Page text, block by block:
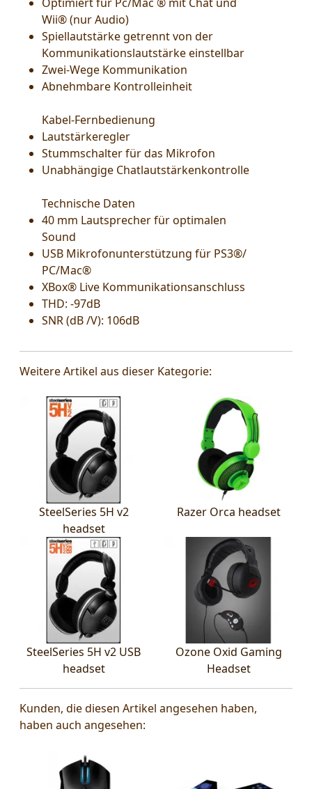
Wii® (nur Audio)
Spiellautstärke getrennt von der
Kommunikationslautstärke einstellbar
Zwei-Wege Kommunikation
Abnehmbare Kontrolleinheit
Kabel-Fernbedienung
Lautstärkeregler
Stummschalter für das Mikrofon
Unabhängige Chatlautstärkenkontrolle
Technische Daten
40 mm Lautsprecher für optimalen
Sound
USB Mikrofonunterstützung für PS3®/
PC/Mac®
XBox® Live Kommunikationsanschluss
THD: -97dB
SNR (dB /V): 106dB
Weitere Artikel aus dieser Kategorie:
SteelSeries 5H v2
headset
Razer Orca headset
SteelSeries 5H v2 USB
headset
Ozone Oxid Gaming
Headset
Kunden, die diesen Artikel angesehen haben,
haben auch angesehen: